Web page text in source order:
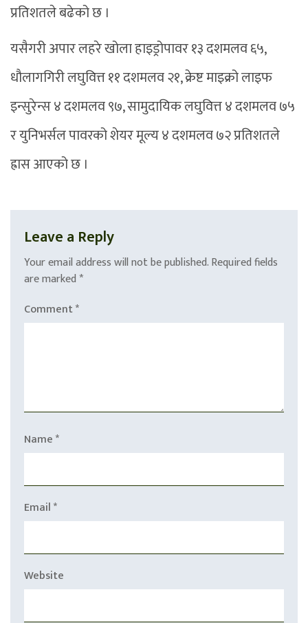
प्रतिशतले बढेको छ ।
यसैगरी अपार लहरे खोला हाइड्रोपावर १३ दशमलव ६५,
धौलागगिरी लघुवित्त ११ दशमलव २१, क्रेष्ट माइक्रो लाइफ
इन्सुरेन्स ४ दशमलव ९७, सामुदायिक लघुवित्त ४ दशमलव ७५
र युनिभर्सल पावरको शेयर मूल्य ४ दशमलव ७२ प्रतिशतले
ह्रास आएको छ ।
Leave a Reply
Your email address will not be published.Required fields
are marked *
Comment*
Name*
Email*
Website